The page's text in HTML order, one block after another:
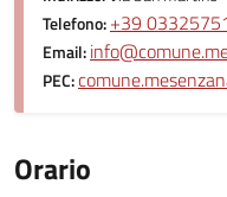
Telefono:+39
Email:
PEC:
Orario